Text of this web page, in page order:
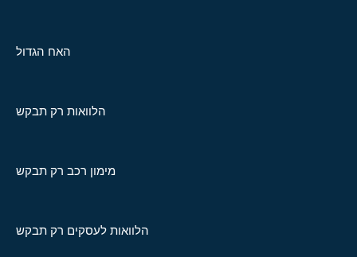
האח הגדול
הלוואות רק תבקש
מימון רכב רק תבקש
הלוואות לעסקים רק תבקש